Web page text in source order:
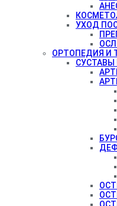
УХОД
ОРТОПЕДИЯ И
СУСТАВЫ